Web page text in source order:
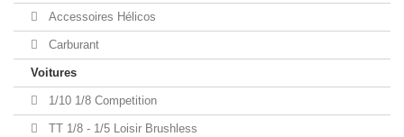
Accessoires Hélicos
Carburant
Voitures
1/10 1/8 Competition
TT 1/8 - 1/5 Loisir Brushless